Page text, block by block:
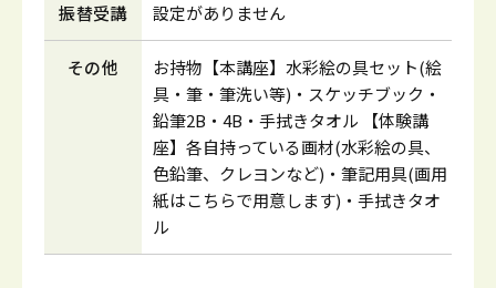
振替受講 設定がありません
その他
お持物【本講座】水彩絵の具セット(絵
具・筆・筆洗い等)・スケッチブック・
鉛筆2B・4B・手拭きタオル 【体験講
座】各自持っている画材(水彩絵の具、
色鉛筆、クレヨンなど)・筆記用具(画用
紙はこちらで用意します)・手拭きタオ
ル